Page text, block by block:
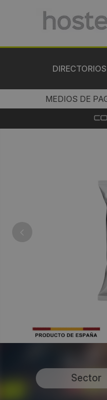
DIRECTORIOS
MEDIOS DE
Sector